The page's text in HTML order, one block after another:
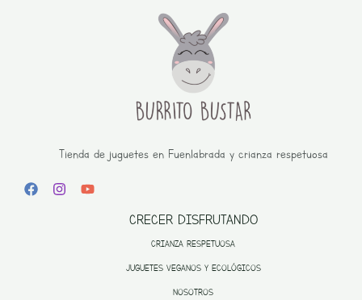
Tienda de juguetes en Fuenlabrada y crianza respetuosa
CRECER DISFRUTANDO
CRIANZA RESPETUOSA
JUGUETES VEGANOS Y ECOLÓGICOS
NOSOTROS